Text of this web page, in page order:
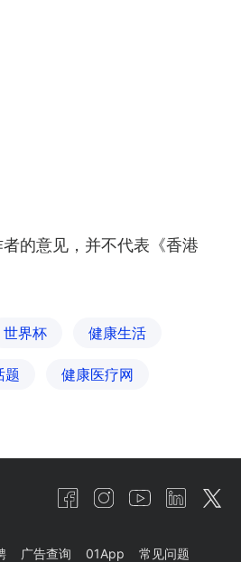
的意见，并不代表《香港
世界杯 健康生活
题 健康医疗网
广告查询 01App 常见问题